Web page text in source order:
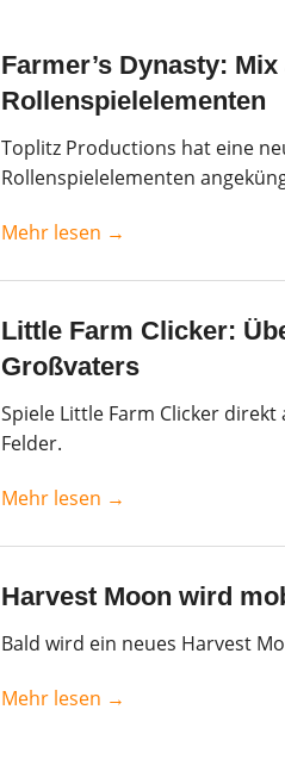
Farmer’s Dynasty:
Rollenspielelementen
Toplitz Productions hat eine
Rollenspielelementen
Mehr lesen →
Little Farm Clicker:
Großvaters
Spiele Little Farm Clicker
Felder.
Mehr lesen →
Harvest Moon wird
Bald wird ein neues Harvest
Mehr lesen →